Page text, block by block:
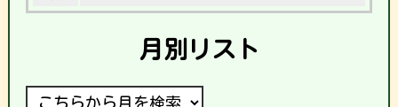
月別リスト